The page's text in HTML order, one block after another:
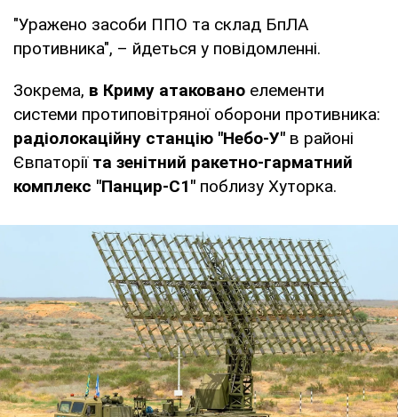
"Уражено засоби ППО та склад БпЛА
противника", – йдеться у повідомленні.
Зокрема, в Криму атаковано елементи
системи протиповітряної оборони противника:
радіолокаційну станцію "Небо-У" в районі
Євпаторії та зенітний ракетно-гарматний
комплекс "Панцир-С1" поблизу Хуторка.